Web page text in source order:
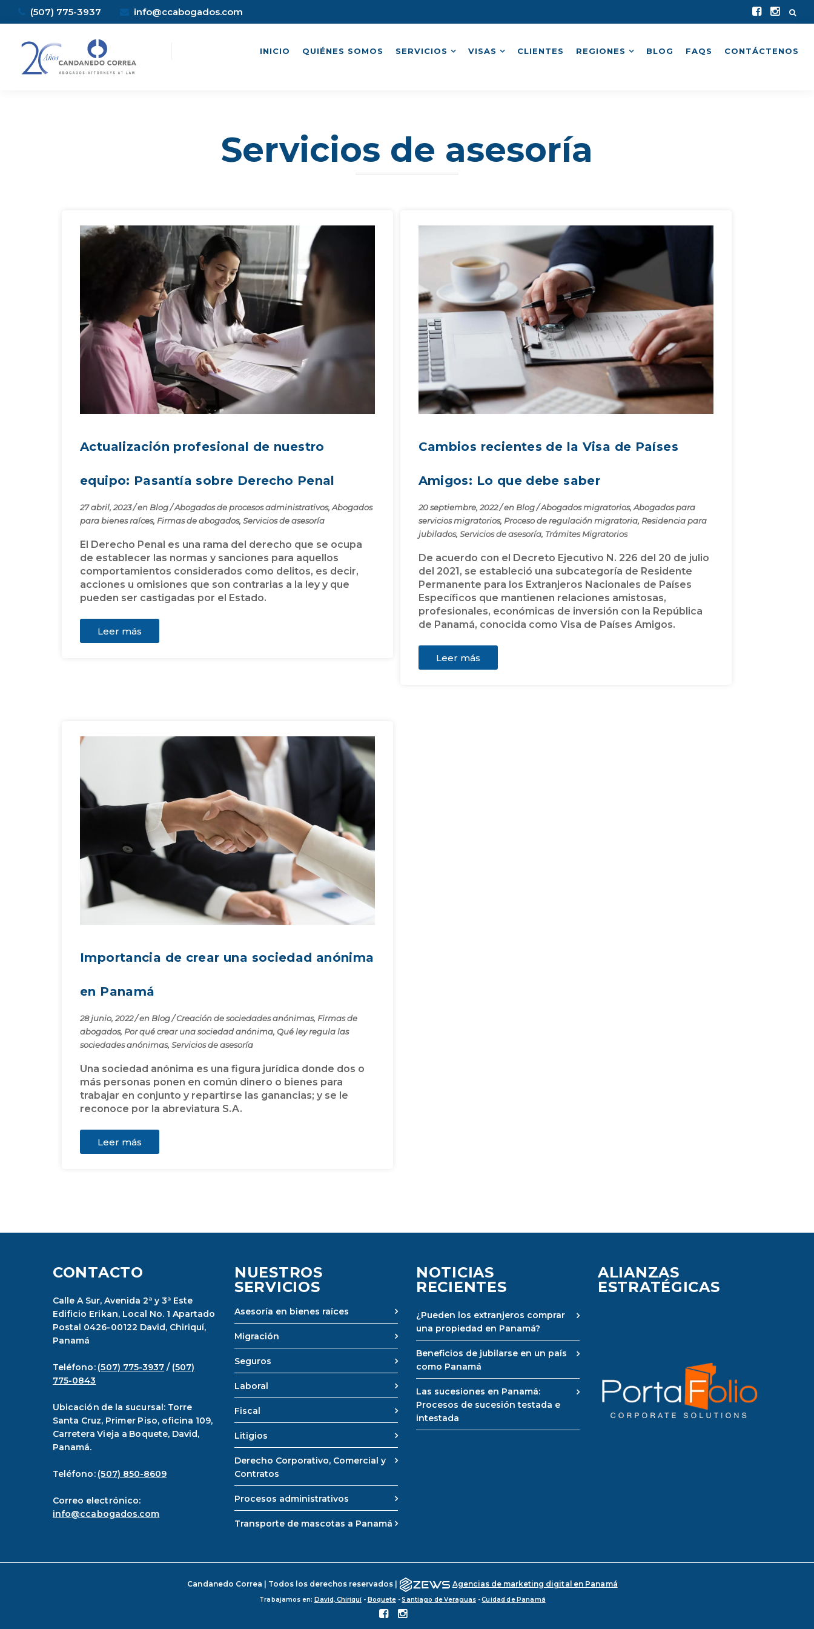
(507) 775-3937 info@ccabogados.com
INICIO QUIÉNES SOMOS SERVICIOS VISAS CLIENTES REGIONES BLOG FAQS CONTÁCTENOS
Servicios de asesoría
Actualización profesional de nuestro
equipo: Pasantía sobre Derecho Penal
27 abril, 2023/en Blog/Abogados de procesos administrativos, Abogados
para bienes raíces, Firmas de abogados, Servicios de asesoría
El Derecho Penal es una rama del derecho que se ocupa
de establecer las normas y sanciones para aquellos
comportamientos considerados como delitos, es decir,
acciones u omisiones que son contrarias a la ley y que
pueden ser castigadas por el Estado.
Leer más
Cambios recientes de la Visa de Países
Amigos: Lo que debe saber
20 septiembre, 2022/en Blog /Abogados migratorios, Abogados para
servicios migratorios, Proceso de regulación migratoria, Residencia para
jubilados, Servicios de asesoría, Trámites Migratorios
De acuerdo con el Decreto Ejecutivo N. 226 del 20 de julio
del 2021, se estableció una subcategoría de Residente
Permanente para los Extranjeros Nacionales de Países
Específicos que mantienen relaciones amistosas,
profesionales, económicas de inversión con la República
de Panamá, conocida como Visa de Países Amigos.
Leer más
Importancia de crear una sociedad anónima
en Panamá
28 junio, 2022/en Blog/Creación de sociedades anónimas, Firmas de
abogados, Por qué crear una sociedad anónima, Qué ley regula las
sociedades anónimas, Servicios de asesoría
Una sociedad anónima es una figura jurídica donde dos o
más personas ponen en común dinero o bienes para
trabajar en conjunto y repartirse las ganancias; y se le
reconoce por la abreviatura S.A.
Leer más
CONTACTO
Calle A Sur, Avenida 2ª y 3ª Este
Edificio Erikan, Local No. 1 Apartado
Postal 0426-00122 David, Chiriquí,
Panamá
Teléfono: (507) 775-3937 / (507)
775-0843
Ubicación de la sucursal: Torre
Santa Cruz, Primer Piso, oficina 109,
Carretera Vieja a Boquete, David,
Panamá.
Teléfono: (507) 850-8609
Correo electrónico:
info@ccabogados.com
NUESTROS
SERVICIOS
Asesoría en bienes raíces
Migración
Seguros
Laboral
Fiscal
Litigios
Derecho Corporativo, Comercial y
Contratos
Procesos administrativos
Transporte de mascotas a Panamá
NOTICIAS
RECIENTES
¿Pueden los extranjeros comprar
una propiedad en Panamá?
Beneficios de jubilarse en un país
como Panamá
Las sucesiones en Panamá:
Procesos de sucesión testada e
intestada
ALIANZAS
ESTRATÉGICAS
Candanedo Correa | Todos los derechos reservados | Agencias de marketing digital en Panamá
Trabajamos en: David, Chiriquí- Boquete-Santiago de Veraguas-Cuidad de Panamá